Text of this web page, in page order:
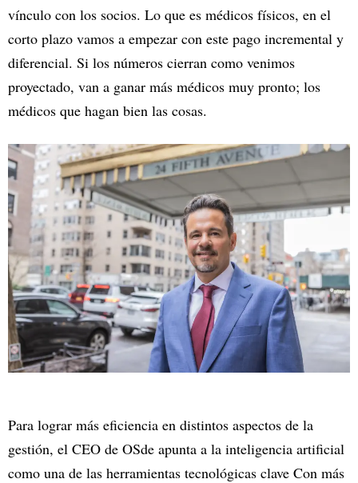
vínculo con los socios. Lo que es médicos físicos, en el
corto plazo vamos a empezar con este pago incremental y
diferencial. Si los números cierran como venimos
proyectado, van a ganar más médicos muy pronto; los
médicos que hagan bien las cosas.
Para lograr más eficiencia en distintos aspectos de la
gestión, el CEO de OSde apunta a la inteligencia artificial
como una de las herramientas tecnológicas clave Con más